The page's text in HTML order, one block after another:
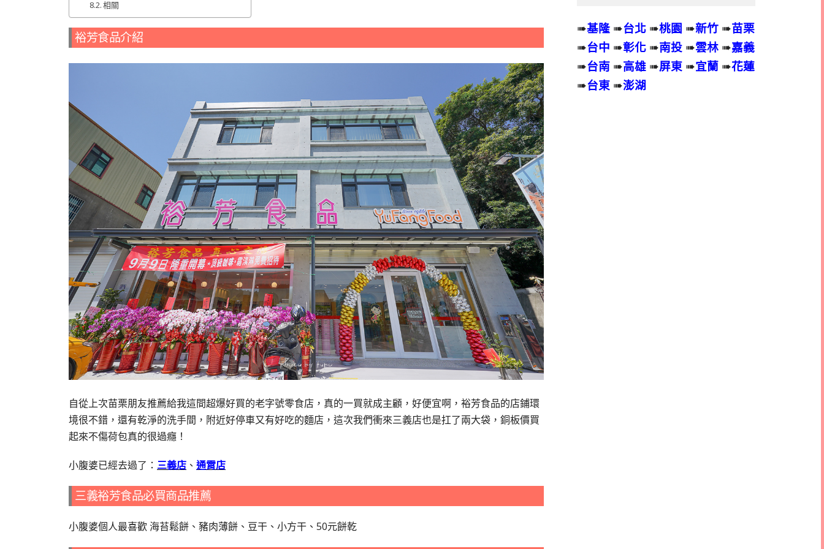
相關
裕芳食品介紹
自從上次苗栗朋友推薦給我這間超爆好買的老字號零食店，真的一買就成主顧，好便宜啊，裕芳食品的店鋪環
境很不錯，還有乾淨的洗手間，附近好停車又有好吃的麵店，這次我們衝來三義店也是扛了兩大袋，銅板價買
起來不傷荷包真的很過癮！
小腹婆已經去過了： 三義店 、 通霄店
三義裕芳食品必買商品推薦
小腹婆個人最喜歡 海苔鬆餅、豬肉薄餅、豆干、小方干、50元餅乾
➠基隆 ➠台北 ➠桃園 ➠新竹 ➠苗栗
➠台中 ➠彰化 ➠南投 ➠雲林 ➠嘉義
➠台南 ➠高雄 ➠屏東 ➠宜蘭 ➠花蓮
➠台東 ➠澎湖